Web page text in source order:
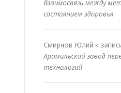
Взаимосвязь между
состоянием здоровья
Смирнов Юлий к
Арамильский завод
технологий